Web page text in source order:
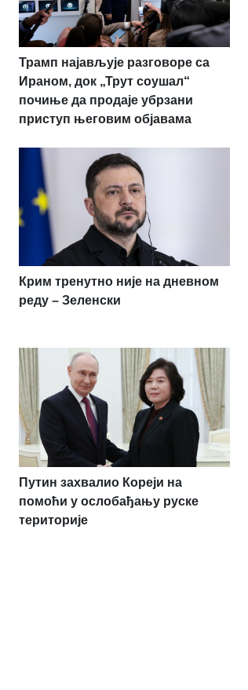
Трамп најављује разговоре са
Ираном, док „Трут соушал“
почиње да продаје убрзани
приступ његовим објавама
Крим тренутно није на дневном
реду – Зеленски
Путин захвалио Кореји на
помоћи у ослобађању руске
територије